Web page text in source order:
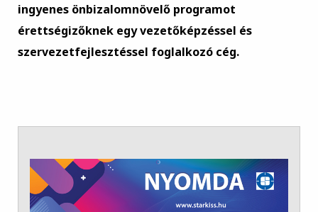
ingyenes önbizalomnövelő programot
érettségizőknek egy vezetőképzéssel és
szervezetfejlesztéssel foglalkozó cég.